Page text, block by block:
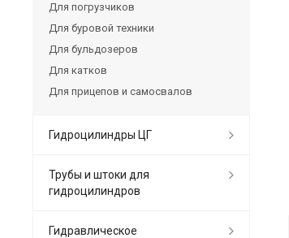
Для погрузчиков
Для буровой техники
Для бульдозеров
Для катков
Для прицепов и самосвалов
Гидроцилиндры ЦГ
Трубы и штоки для
гидроцилиндров
Гидравлическое